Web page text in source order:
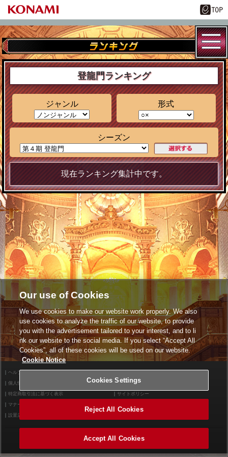
登龍門ランキング
ジャンル 形式
シーズン
現在ランキング集計中です。
ヘルプ
個人情報等保護方針 外部送信について
特定商取引法に基づく表示 サイトポリシー
マナー＆ルール
設置店舗検索
©2026 Konami Arcade Games
Our use of Cookies
We use cookies to make our website work properly. We also
use cookies to analyze the traffic of our website, to provide
you with the advertisement tailored to your interest, and to li
nk our website to the social media. If you select “Accept All
Cookies”, all of these cookies will be used on our website.
Cookie Notice
Cookies Settings
Reject All Cookies
Accept All Cookies